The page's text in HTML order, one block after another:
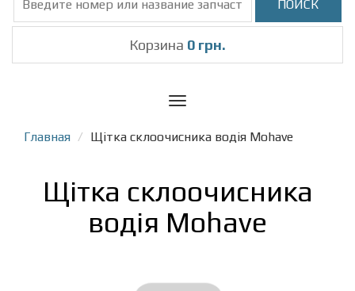
Корзина 0 грн.
Toggle
Главная
Щітка склоочисника водія Mohave
Щітка склоочисника
водія Mohave